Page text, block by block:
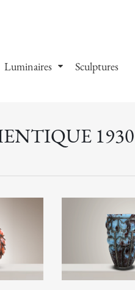
Luminaires Sculptures
1930